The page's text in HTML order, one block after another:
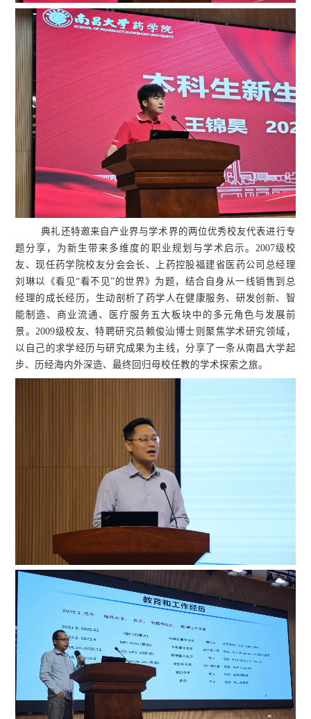
典礼还特邀来自产业界与学术界的两位优秀校友代表进行专
题分享，为新生带来多维度的职业规划与学术启示。2007级校
友、现任药学院校友分会会长、上药控股福建省医药公司总经理
刘琳以《看见“看不见”的世界》为题，结合自身从一线销售到总
经理的成长经历，生动剖析了药学人在健康服务、研发创新、智
能制造、商业流通、医疗服务五大板块中的多元角色与发展前
景。2009级校友、特聘研究员赖俊汕博士则聚焦学术研究领域，
以自己的求学经历与研究成果为主线，分享了一条从南昌大学起
步、历经海内外深造、最终回归母校任教的学术探索之旅。